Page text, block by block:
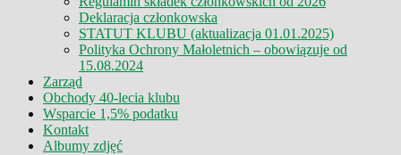
Deklaracja członkowska
STATUT KLUBU (aktualizacja 01.01.2025)
Polityka Ochrony Małoletnich – obowiązuje od
15.08.2024
Zarząd
Obchody 40-lecia klubu
Wsparcie 1,5% podatku
Kontakt
Albumy zdjęć